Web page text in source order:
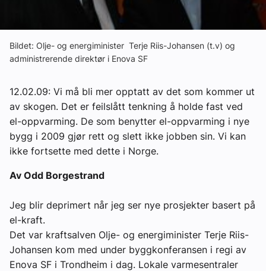
Tips oss
eBlad
Bildet: Olje- og energiminister Terje Riis-Johansen (t.v) og
administrerende direktør i Enova SF
12.02.09: Vi må bli mer opptatt av det som kommer ut
av skogen. Det er feilslått tenkning å holde fast ved
el-oppvarming. De som benytter el-oppvarming i nye
bygg i 2009 gjør rett og slett ikke jobben sin. Vi kan
ikke fortsette med dette i Norge.
Av Odd Borgestrand
Jeg blir deprimert når jeg ser nye prosjekter basert på
el-kraft.
Det var kraftsalven Olje- og energiminister Terje Riis-
Johansen kom med under byggkonferansen i regi av
Enova SF i Trondheim i dag. Lokale varmesentraler